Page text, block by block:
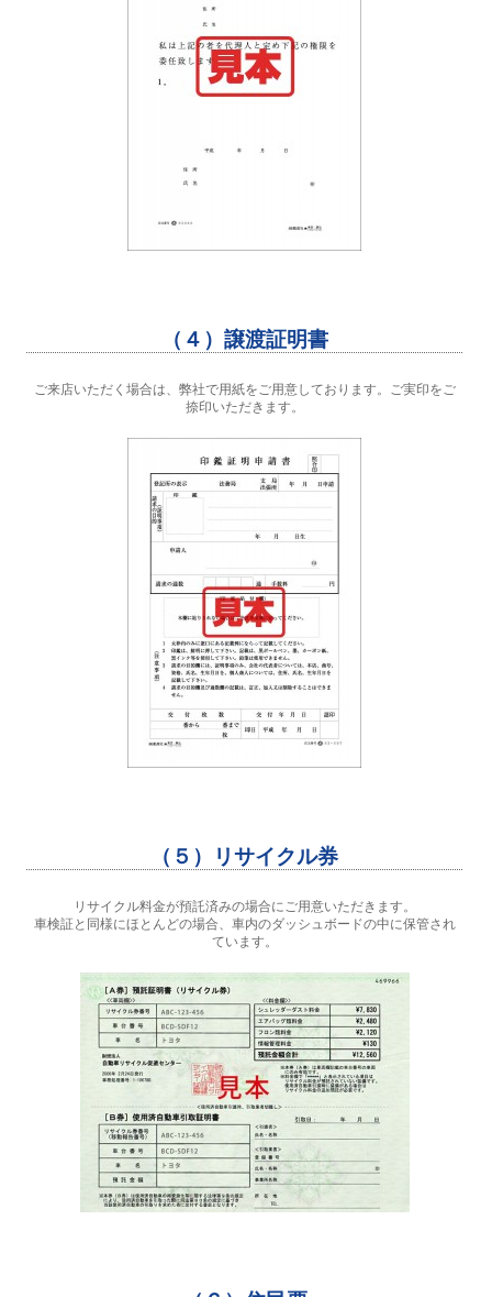
（４）譲渡証明書
ご来店いただく場合は、弊社で用紙をご用意しております。ご実印をご
捺印いただきます。
（５）リサイクル券
リサイクル料金が預託済みの場合にご用意いただきます。
車検証と同様にほとんどの場合、車内のダッシュボードの中に保管され
ています。